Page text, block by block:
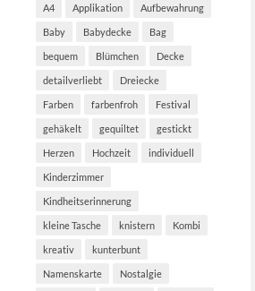
A4 Applikation Aufbewahrung
Baby Babydecke Bag
bequem Blümchen Decke
detailverliebt Dreiecke
Farben farbenfroh Festival
gehäkelt gequiltet gestickt
Herzen Hochzeit individuell
Kinderzimmer
Kindheitserinnerung
kleine Tasche knistern Kombi
kreativ kunterbunt
Namenskarte Nostalgie